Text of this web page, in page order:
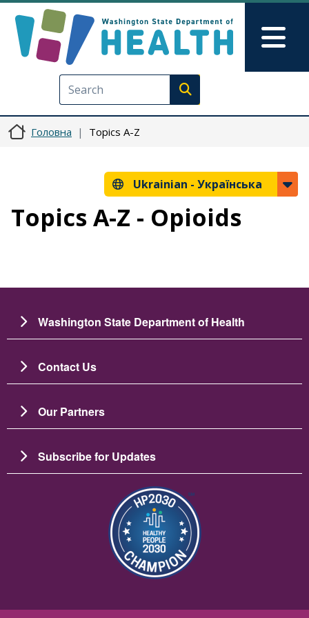
Execute search
Головна Topics A-Z
Ukrainian - Українська
Topics A-Z - Opioids
Washington State Department of Health
Contact Us
Our Partners
Subscribe for Updates
Зображення